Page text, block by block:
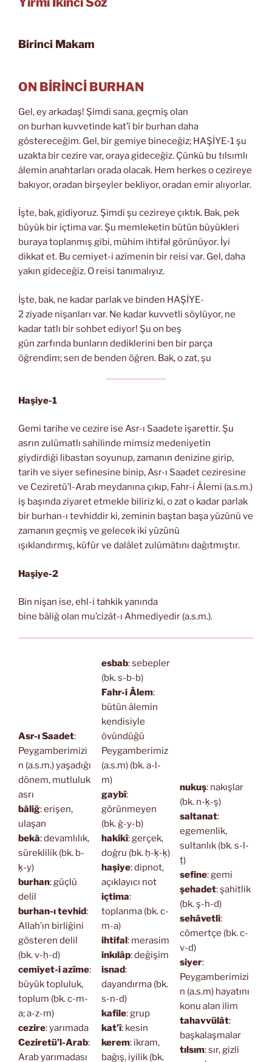
Birinci Makam
ON BİRİNCİ BURHAN
Gel, ey arkadaş! Şimdi sana, geçmiş olan
on burhan kuvvetinde kat’î bir burhan daha
göstereceğim. Gel, bir gemiye bineceğiz; HAŞİYE-1 şu
uzakta bir cezire var, oraya gideceğiz. Çünkü bu tılsımlı
âlemin anahtarları orada olacak. Hem herkes o cezireye
bakıyor, oradan birşeyler bekliyor, oradan emir alıyorlar.
İşte, bak, gidiyoruz. Şimdi şu cezireye çıktık. Bak, pek
büyük bir içtima var. Şu memleketin bütün büyükleri
buraya toplanmış gibi, mühim ihtifal görünüyor. İyi
dikkat et. Bu cemiyet-i azîmenin bir reisi var. Gel, daha
yakın gideceğiz. O reisi tanımalıyız.
İşte, bak, ne kadar parlak ve binden HAŞİYE-
2 ziyade nişanları var. Ne kadar kuvvetli söylüyor, ne
kadar tatlı bir sohbet ediyor! Şu on beş
gün zarfında bunların dediklerini ben bir parça
öğrendim; sen de benden öğren. Bak, o zat, şu
Haşiye-1
Gemi tarihe ve cezire ise Asr-ı Saadete işarettir. Şu
asrın zulümatlı sahilinde mimsiz medeniyetin
giydirdiği libastan soyunup, zamanın denizine girip,
tarih ve siyer sefinesine binip, Asr-ı Saadet ceziresine
ve Ceziretü’l-Arab meydanına çıkıp, Fahr-i Âlemi (a.s.m.)
iş başında ziyaret etmekle biliriz ki, o zat o kadar parlak
bir burhan-ı tevhiddir ki, zeminin baştan başa yüzünü ve
zamanın geçmiş ve gelecek iki yüzünü
ışıklandırmış, küfür ve dalâlet zulümâtını dağıtmıştır.
Haşiye-2
Bin nişan ise, ehl-i tahkik yanında
bine bâliğ olan mu’cizât-ı Ahmediyedir (a.s.m.).
Asr-ı Saadet:
Peygamberimizi
n (a.s.m.) yaşadığı
dönem, mutluluk
asrı
bâliğ: erişen,
ulaşan
bekà: devamlılık,
süreklilik (bk. b-
ḳ-y)
burhan: güçlü
delil
burhan-ı tevhid:
Allah’ın birliğini
gösteren delil
(bk. v-ḥ-d)
cemiyet-i azîme:
büyük topluluk,
toplum (bk. c-m-
a; a-z-m)
cezire: yarımada
Ceziretü’l-Arab:
Arab yarımadası
esbab: sebepler
(bk. s-b-b)
Fahr-i Âlem:
bütün âlemin
kendisiyle
övündüğü
Peygamberimiz
(a.s.m) (bk. a-l-
m)
gaybî:
görünmeyen
(bk. ğ-y-b)
hakikî: gerçek,
doğru (bk. ḥ-ḳ-ḳ)
haşiye: dipnot,
açıklayıcı not
içtima:
toplanma (bk. c-
m-a)
ihtifal: merasim
inkılâp: değişim
isnad:
dayandırma (bk.
s-n-d)
kafile: grup
kat’î: kesin
kerem: ikram,
bağış, iyilik (bk.
nukuş: nakışlar
(bk. n-ḳ-ş)
saltanat:
egemenlik,
sultanlık (bk. s-l-
ṭ)
sefine: gemi
şehadet: şahitlik
(bk. ş-h-d)
sehâvetli:
cömertçe (bk. c-
v-d)
siyer:
Peygamberimizi
n (a.s.m) hayatını
konu alan ilim
tahavvülât:
başkalaşmalar
tılsım: sır, gizli